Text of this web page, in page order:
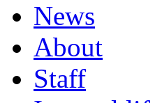
News
About
Staff